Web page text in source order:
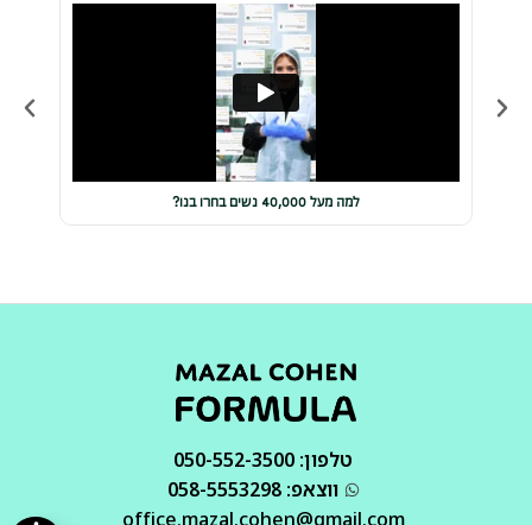
למה מעל 40,000 נשים בחרו בנו?
טלפון: 050-552-3500
ווצאפ: 058-5553298
office.mazal.cohen@gmail.com